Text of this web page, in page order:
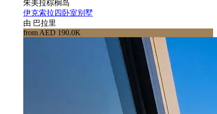
朱美拉棕榈岛
伊克索拉四卧室别墅
由 巴拉里
from AED 190.0K